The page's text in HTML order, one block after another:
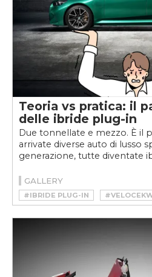
Teoria vs pratica: il
delle ibride plug-in
Due tonnellate e mezzo. È il
arrivate diverse auto di lusso
generazione, tutte diventate
GALLERY
#IBRIDE PLUG-IN